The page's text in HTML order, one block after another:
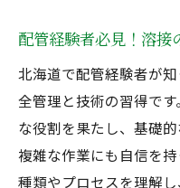
配管経験者必見！溶接
北海道で配管経験者が
全管理と技術の習得で
な役割を果たし、基礎
複雑な作業にも自信を
種類やプロセスを理解